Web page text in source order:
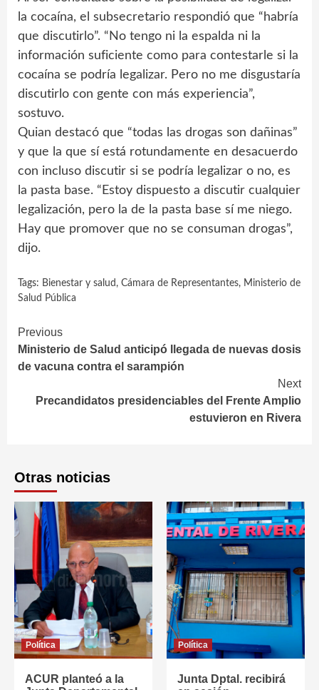
la cocaína, el subsecretario respondió que “habría
que discutirlo”. “No tengo ni la espalda ni la
información suficiente como para contestarle si la
cocaína se podría legalizar. Pero no me disgustaría
discutirlo con gente con más experiencia”,
sostuvo.
Quian destacó que “todas las drogas son dañinas”
y que la que sí está rotundamente en desacuerdo
con incluso discutir si se podría legalizar o no, es
la pasta base. “Estoy dispuesto a discutir cualquier
legalización, pero la de la pasta base sí me niego.
Hay que promover que no se consuman drogas”,
dijo.
Tags: Bienestar y salud , Cámara de Representantes, Ministerio de
Salud Pública
Continue
Reading
Previous
Ministerio de Salud anticipó llegada de nuevas dosis
de vacuna contra el sarampión
Next
Precandidatos presidenciables del Frente Amplio
estuvieron en Rivera
Otras noticias
Política
ACUR planteó a la
Política
Junta Dptal. recibirá